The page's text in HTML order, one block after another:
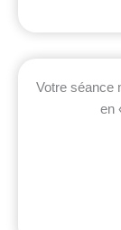
Votre séance
en